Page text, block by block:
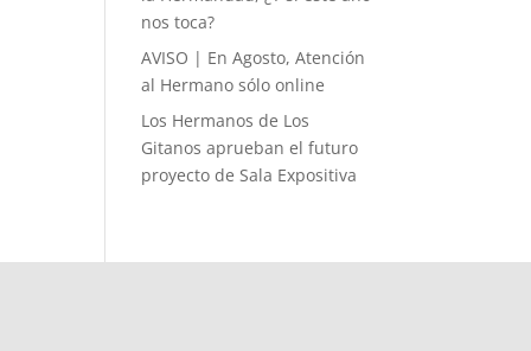
nos toca?
AVISO | En Agosto, Atención
al Hermano sólo online
Los Hermanos de Los
Gitanos aprueban el futuro
proyecto de Sala Expositiva